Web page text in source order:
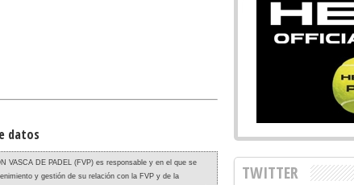
datos
VASCA DE PADEL (FVP) es responsable y en el que se
y gestión de su relación con la FVP y de la
TWITTER